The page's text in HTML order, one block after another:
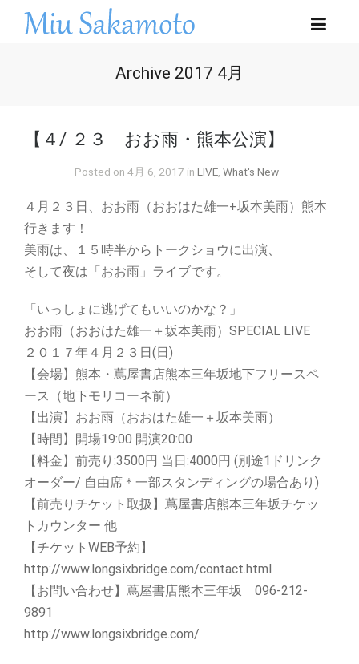
Archive 2017 4月
【４/ ２３ おお雨・熊本公演】
Posted on 4月 6, 2017 in LIVE, What's New
４月２３日、おお雨（おおはた雄一+坂本美雨）熊本
行きます！
美雨は、１５時半からトークショウに出演、
そして夜は「おお雨」ライブです。
「いっしょに逃げてもいいのかな？」
おお雨（おおはた雄一＋坂本美雨）SPECIAL LIVE
２０１７年４月２３日(日)
【会場】熊本・蔦屋書店熊本三年坂地下フリースペ
ース（地下モリコーネ前）
【出演】おお雨（おおはた雄一＋坂本美雨）
【時間】開場19:00 開演20:00
【料金】前売り:3500円 当日:4000円 (別途1ドリンク
オーダー/ 自由席＊一部スタンディングの場合あり)
【前売りチケット取扱】蔦屋書店熊本三年坂チケッ
トカウンター 他
【チケットWEB予約】
http://www.longsixbridge.com/contact.html
【お問い合わせ】蔦屋書店熊本三年坂 096-212-
9891
http://www.longsixbridge.com/